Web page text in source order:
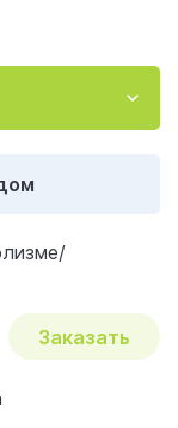
Заказать